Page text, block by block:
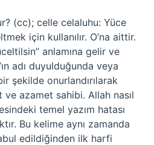
(cc); celle celaluhu: Yüce
için kullanılır. O’na aittir.
anlamına gelir ve
adı duyulduğunda veya
şekilde onurlandırılarak
azamet sahibi. Allah nasıl
temel yazım hatası
Bu kelime aynı zamanda
edildiğinden ilk harfi